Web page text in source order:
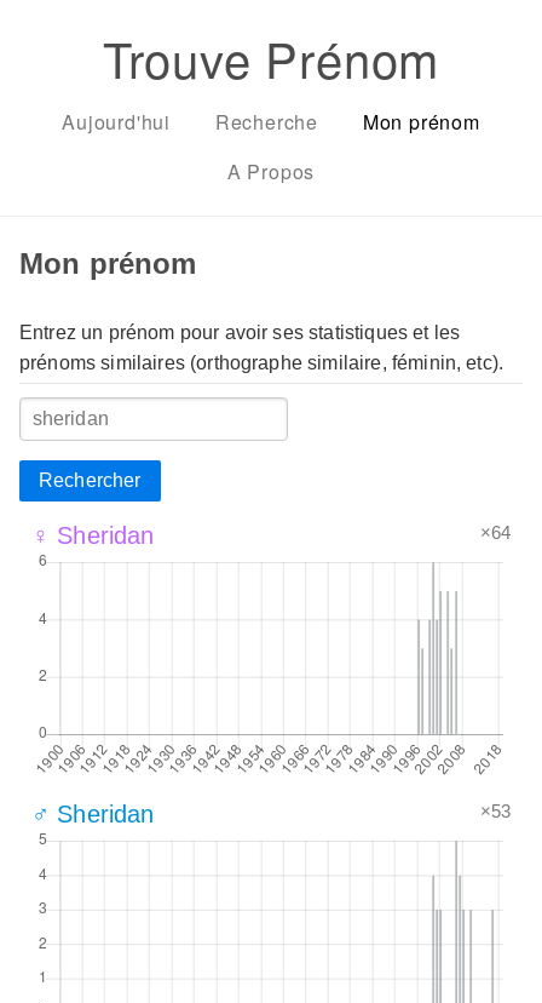
Trouve Prénom
Aujourd'hui Recherche
Mon prénom
A Propos
Mon prénom
Entrez un prénom pour avoir ses statistiques et les
prénoms similaires (orthographe similaire, féminin, etc).
Rechercher
♀ Sheridan ×64
♂ Sheridan ×53